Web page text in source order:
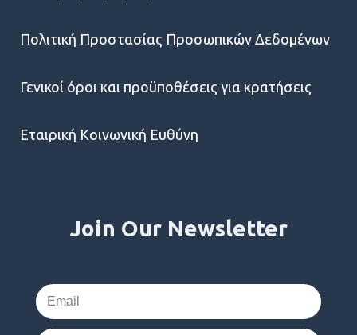
Πολιτική Προστασίας Προσωπικών Δεδομένων
Γενικοί όροι και προϋποθέσεις για κρατήσεις
Εταιρική Κοινωνική Ευθύνη
Join Our Newsletter